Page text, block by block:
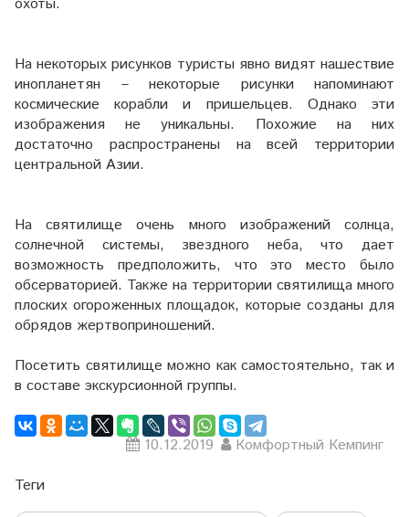
На некоторых рисунков туристы явно видят нашествие
инопланетян – некоторые рисунки напоминают
космические корабли и пришельцев. Однако эти
изображения не уникальны. Похожие на них
достаточно распространены на всей территории
центральной Азии.
На святилище очень много изображений солнца,
солнечной системы, звездного неба, что дает
возможность предположить, что это место было
обсерваторией. Также на территории святилища много
плоских огороженных площадок, которые созданы для
обрядов жертвоприношений.
Посетить святилище можно как самостоятельно, так и
в составе экскурсионной группы.
10.12.2019
Комфортный Кемпинг
Теги